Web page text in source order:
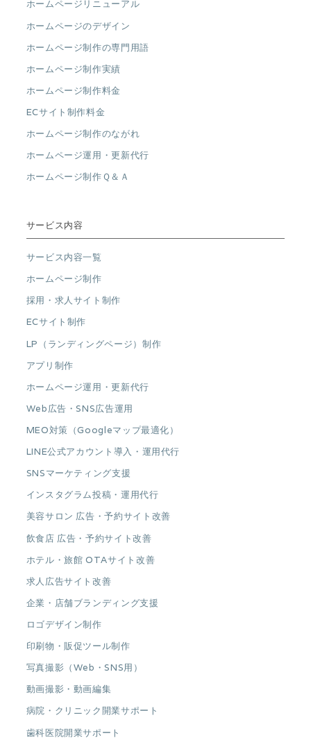
ホームページリニューアル
ホームページのデザイン
ホームページ制作の専門用語
ホームページ制作実績
ホームページ制作料金
ECサイト制作料金
ホームページ制作のながれ
ホームページ運用・更新代行
ホームページ制作Ｑ＆Ａ
サービス内容
サービス内容一覧
ホームページ制作
採用・求人サイト制作
ECサイト制作
LP（ランディングページ）制作
アプリ制作
ホームページ運用・更新代行
Web広告・SNS広告運用
MEO対策（Googleマップ最適化）
LINE公式アカウント導入・運用代行
SNSマーケティング支援
インスタグラム投稿・運用代行
美容サロン 広告・予約サイト改善
飲食店 広告・予約サイト改善
ホテル・旅館 OTAサイト改善
求人広告サイト改善
企業・店舗ブランディング支援
ロゴデザイン制作
印刷物・販促ツール制作
写真撮影（Web・SNS用）
動画撮影・動画編集
病院・クリニック開業サポート
歯科医院開業サポート